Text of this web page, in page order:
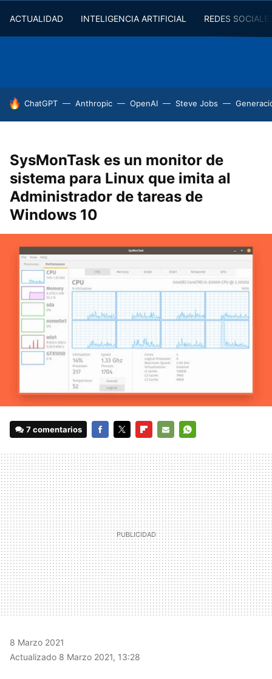
ACTUALIDAD INTELIGENCIA ARTIFICIAL REDES
HOY SE HABLA DE
ChatGPT Anthropic OpenAI Steve Jobs
SysMonTask es un monitor de
sistema para Linux que imita al
Administrador de tareas de
Windows 10
7 comentarios
MAIL
8 Marzo 2021
Actualizado 8 Marzo 2021, 13:28